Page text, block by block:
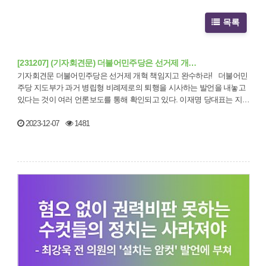
목록
[231207] (기자회견문) 더불어민주당은 선거제 개…
기자회견문 더불어민주당은 선거제 개혁 책임지고 완수하라! 더불어민
주당 지도부가 과거 병립형 비례제로의 퇴행을 시사하는 발언을 내놓고
있다는 것이 여러 언론보도를 통해 확인되고 있다. 이재명 당대표는 지…
2023-12-07 1481